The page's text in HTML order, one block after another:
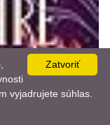
📨
Zatvoriť
vyjadrujete súhlas.